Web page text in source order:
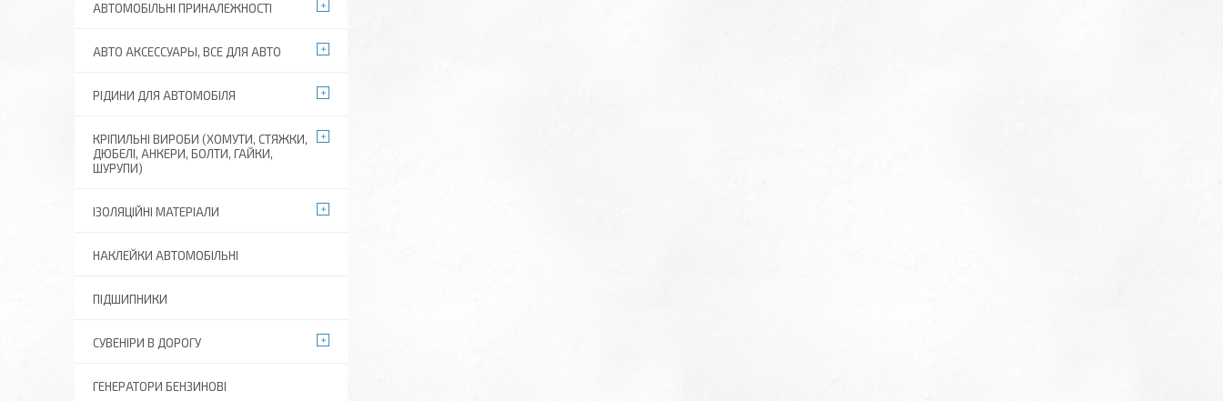
АВТОМОБІЛЬНІ ПРИНАЛЕЖНОСТІ
АВТО АКСЕССУАРЫ, ВСЕ ДЛЯ АВТО
РІДИНИ ДЛЯ АВТОМОБІЛЯ
КРІПИЛЬНІ ВИРОБИ (ХОМУТИ, СТЯЖКИ,
ДЮБЕЛІ, АНКЕРИ, БОЛТИ, ГАЙКИ,
ШУРУПИ)
ІЗОЛЯЦІЙНІ МАТЕРІАЛИ
НАКЛЕЙКИ АВТОМОБІЛЬНІ
ПІДШИПНИКИ
СУВЕНІРИ В ДОРОГУ
ГЕНЕРАТОРИ БЕНЗИНОВІ